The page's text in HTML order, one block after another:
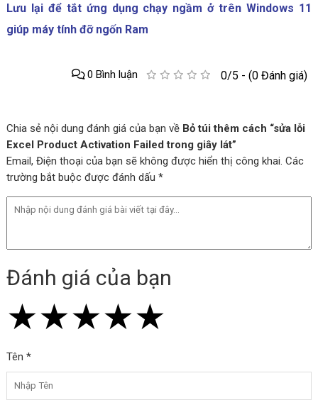
Lưu lại để tắt ứng dụng chạy ngầm ở trên Windows 11
giúp máy tính đỡ ngốn Ram
0/5 - (0 Đánh giá)
0 Bình luận
Chia sẻ nội dung đánh giá của bạn về Bỏ túi thêm cách “sửa lỗi
Excel Product Activation Failed trong giây lát”
Email, Điện thoại của bạn sẽ không được hiển thị công khai. Các
trường bắt buộc được đánh dấu *
Đánh giá của bạn
★
★★
★★★
★★★★
★★★★★
Tên *